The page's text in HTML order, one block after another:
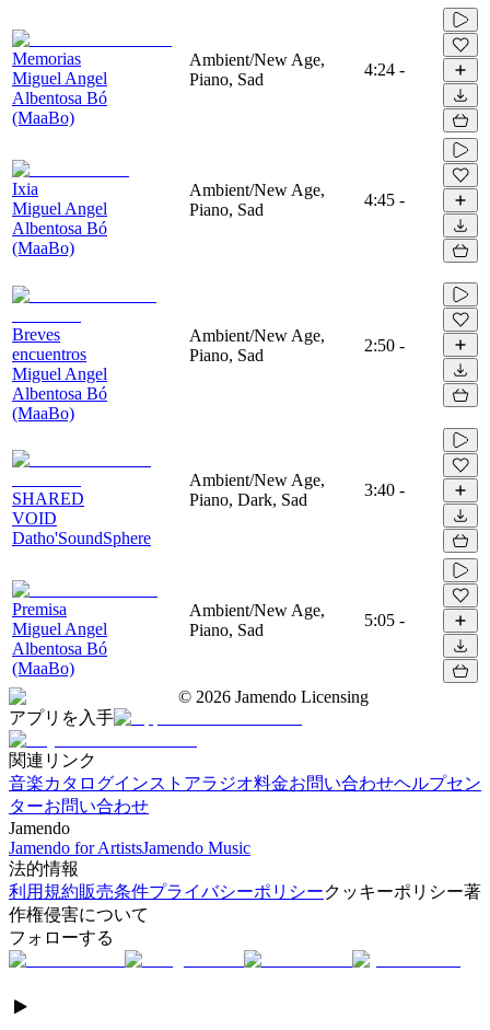
Memorias
Miguel Angel
Albentosa Bó
(MaaBo)
Ambient/New Age,
Piano, Sad
4:24 -
Ixia
Miguel Angel
Albentosa Bó
(MaaBo)
Ambient/New Age,
Piano, Sad
4:45 -
Breves
encuentros
Miguel Angel
Albentosa Bó
(MaaBo)
Ambient/New Age,
Piano, Sad
2:50 -
SHARED
VOID
Datho'SoundSphere
Ambient/New Age,
Piano, Dark, Sad
3:40 -
Premisa
Miguel Angel
Albentosa Bó
(MaaBo)
Ambient/New Age,
Piano, Sad
5:05 -
© 2026 Jamendo Licensing
アプリを入手
関連リンク
音楽カタログインストアラジオ料金お問い合わせヘルプセン
ターお問い合わせ
Jamendo
Jamendo for ArtistsJamendo Music
法的情報
利用規約販売条件プライバシーポリシークッキーポリシー著
作権侵害について
フォローする